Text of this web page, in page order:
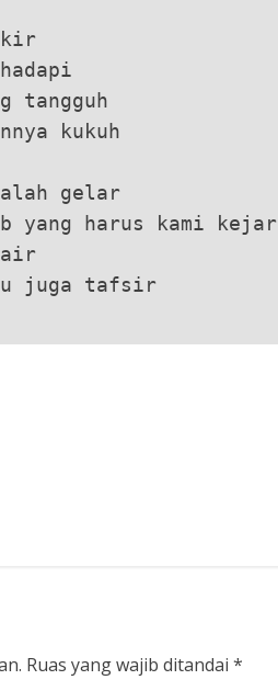
tangguh
kukuh
gelar
yang harus kami kejar
juga tafsir
Ruas yang wajib ditandai *